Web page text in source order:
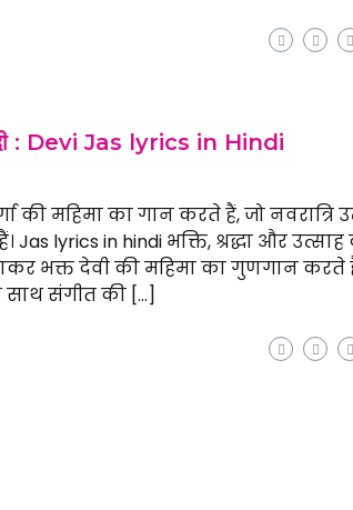
: Devi Jas lyrics in Hindi
की महिमा का गान करते हैं, जो नवरात्रि
Jas lyrics in hindi भक्ति, श्रद्धा और उत्साह
भक्त देवी की महिमा का गुणगान करते
साथ संगीत की […]